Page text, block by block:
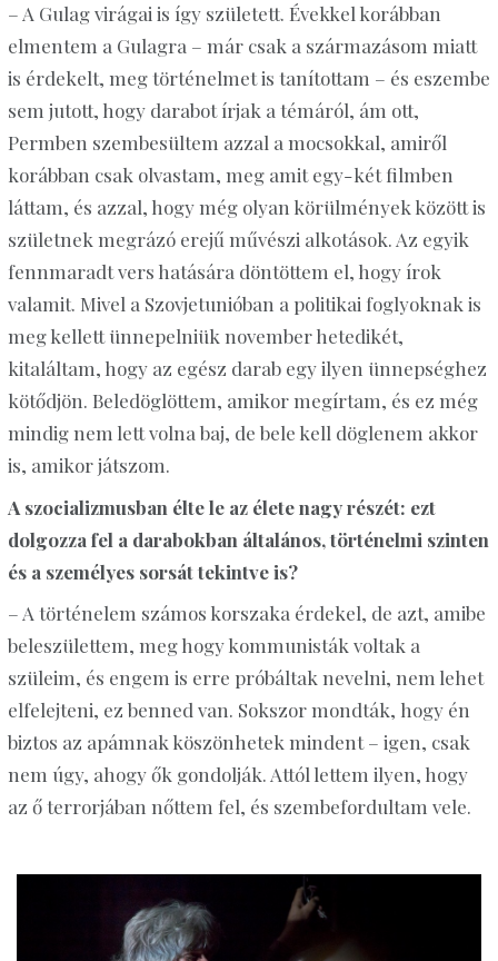
– A Gulagvirágai is így született. Évekkel korábban
elmentem a Gulagra – már csak a származásom miatt
is érdekelt, meg történelmet is tanítottam – és eszembe
sem jutott, hogy darabot írjak a témáról, ám ott,
Permben szembesültem azzal a mocsokkal, amiről
korábban csak olvastam, meg amit egy-két filmben
láttam, és azzal, hogy még olyan körülmények között is
születnek megrázó erejű művészi alkotások. Az egyik
fennmaradt vers hatására döntöttem el, hogy írok
valamit. Mivel a Szovjetunióban a politikai foglyoknak is
meg kellett ünnepelniük november hetedikét,
kitaláltam, hogy az egész darab egy ilyen ünnepséghez
kötődjön. Beledöglöttem, amikor megírtam, és ez még
mindig nem lett volna baj, de bele kell döglenem akkor
is, amikor játszom.
A szocializmusban élte le az élete nagy részét: ezt
dolgozza fel a darabokban általános, történelmi szinten
és a személyes sorsát tekintve is?
– A történelem számos korszaka érdekel, de azt, amibe
beleszülettem, meg hogy kommunisták voltak a
szüleim, és engem is erre próbáltak nevelni, nem lehet
elfelejteni, ez benned van. Sokszor mondták, hogy én
biztos az apámnak köszönhetek mindent – igen, csak
nem úgy, ahogy ők gondolják. Attól lettem ilyen, hogy
az ő terrorjában nőttem fel, és szembefordultam vele.